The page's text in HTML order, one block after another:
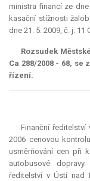
ministra financí ze
kasační stížnosti
dne 21. 5. 2009, č. j. 11
Rozsudek
Ca 288/2008 - 68, se
řízení.
Finanční
2006 cenovou
usměrňování cen při
autobusové
ředitelství v Ústí nad